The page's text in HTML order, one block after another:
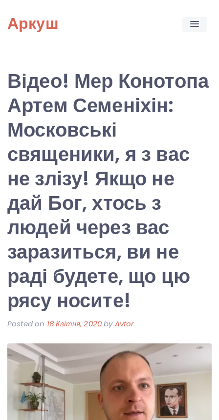
content
Аркуш
Відео! Мер Конотопа
Артем Семеніхін:
Московські
священики, я з вас
не злізу! Якщо не
дай Бог, хтось з
людей через вас
заразиться, ви не
раді будете, що цю
рясу носите!
Posted on 18 Квітня, 2020byAvtor